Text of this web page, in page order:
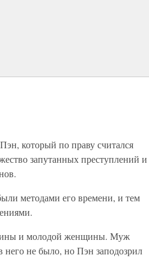
который по праву считался
запутанных преступлений и
методами его времени, и тем
и молодой женщины. Муж
него не было, но Пэн заподозрил